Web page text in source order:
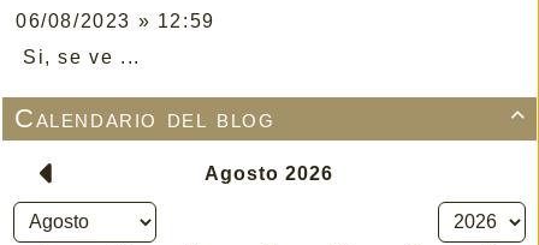
06/08/2023 » 12:59
Si, se ve ...

Calendario del blog